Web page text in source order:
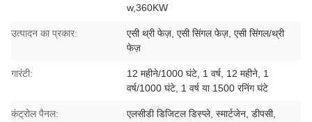
w,360KW
उत्पादन का प्रकार:
एसी थ्री फेज़, एसी सिंगल फेज़, एसी सिंगल/थ्री
फेज़
गारंटी:
12 महीने/1000 घंटे, 1 वर्ष, 12 महीने, 1
वर्ष/1000 घंटे, 1 वर्ष या 1500 रनिंग घंटे
कंट्रोल पैनल:
एलसीडी डिजिटल डिस्प्ले, स्मार्टजेन, डीपसी,